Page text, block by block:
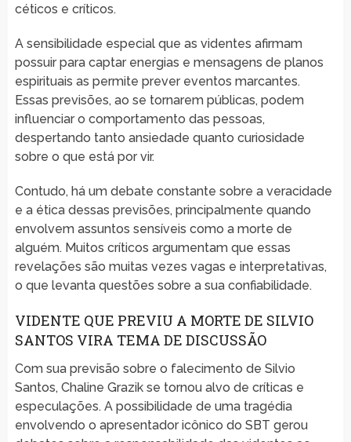
céticos e críticos.
A sensibilidade especial que as videntes afirmam
possuir para captar energias e mensagens de planos
espirituais as permite prever eventos marcantes.
Essas previsões, ao se tornarem públicas, podem
influenciar o comportamento das pessoas,
despertando tanto ansiedade quanto curiosidade
sobre o que está por vir.
Contudo, há um debate constante sobre a veracidade
e a ética dessas previsões, principalmente quando
envolvem assuntos sensíveis como a morte de
alguém. Muitos críticos argumentam que essas
revelações são muitas vezes vagas e interpretativas,
o que levanta questões sobre a sua confiabilidade.
VIDENTE QUE PREVIU A MORTE DE SILVIO
SANTOS VIRA TEMA DE DISCUSSÃO
Com sua previsão sobre o falecimento de Silvio
Santos, Chaline Grazik se tornou alvo de críticas e
especulações. A possibilidade de uma tragédia
envolvendo o apresentador icônico do SBT gerou